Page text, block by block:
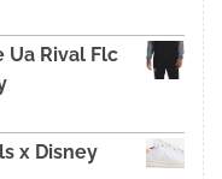
Ua Rival Flc
x Disney